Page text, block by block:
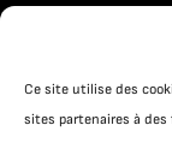
Ce site utilise des
sites partenaires à